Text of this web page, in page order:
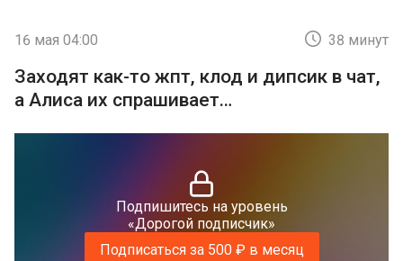
16 мая 04:00 38 минут
Заходят как-то жпт, клод и дипсик в чат,
а Алиса их спрашивает…
Подпишитесь на уровень
«Дорогой подписчик»
Подписаться за 500 ₽ в месяц